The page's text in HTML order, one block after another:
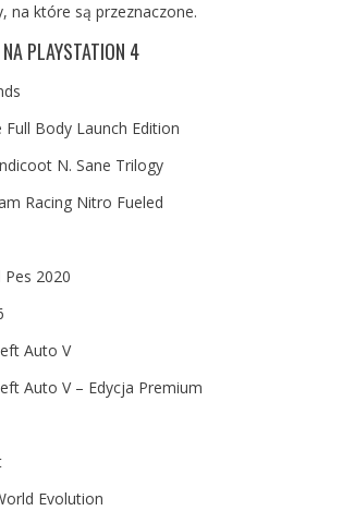
na które są przeznaczone.
PLAYSTATION 4
Full Body Launch Edition
N. Sane Trilogy
Racing Nitro Fueled
2020
Auto V
Auto V – Edycja Premium
Evolution